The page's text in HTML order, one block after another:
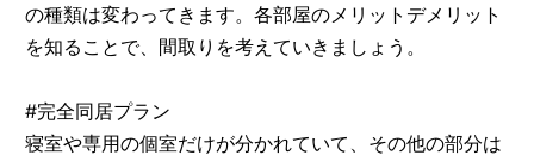
の種類は変わってきます。各部屋のメリットデメリット
を知ることで、間取りを考えていきましょう。
#完全同居プラン
寝室や専用の個室だけが分かれていて、その他の部分は